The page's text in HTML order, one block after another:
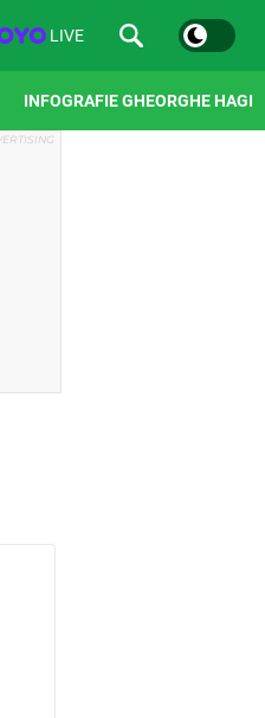
LIVE
INFOGRAFIE GHEORGHE HAGI